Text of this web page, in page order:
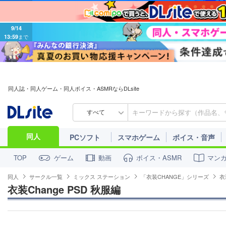
9/14
13:59まで
同人誌・同人ゲーム・同人ボイス・ASMRならDLsite
すべて
同人 PCソフト スマホゲーム ボイス・音声
TOP ゲーム 動画 ボイス・ASMR マン
同人 サークル一覧 ミックス ステーション 「衣装CHANGE」シリーズ
衣装Change PSD 秋服編